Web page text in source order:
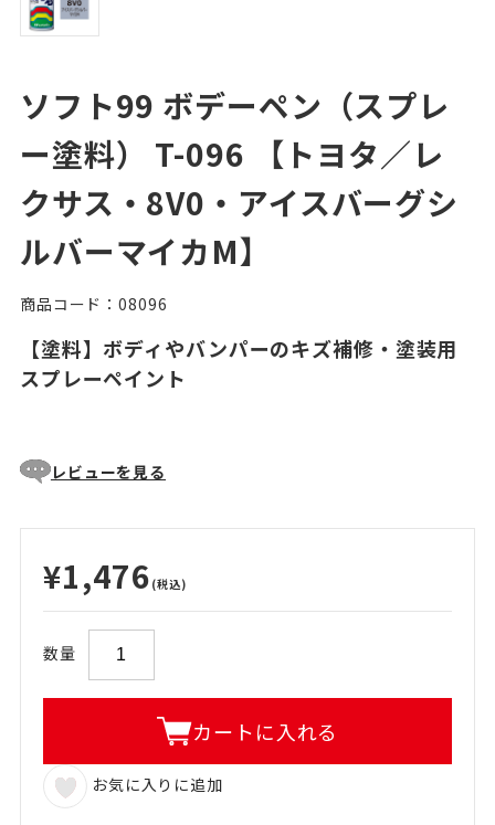
ソフト99 ボデーペン（スプレ
ー塗料） T-096 【トヨタ／レ
クサス・8V0・アイスバーグシ
ルバーマイカM】
商品コード：08096
【塗料】ボディやバンパーのキズ補修・塗装用
スプレーペイント
レビューを見る
¥1,476 (税込)
数量
カートに入れる
お気に入りに追加